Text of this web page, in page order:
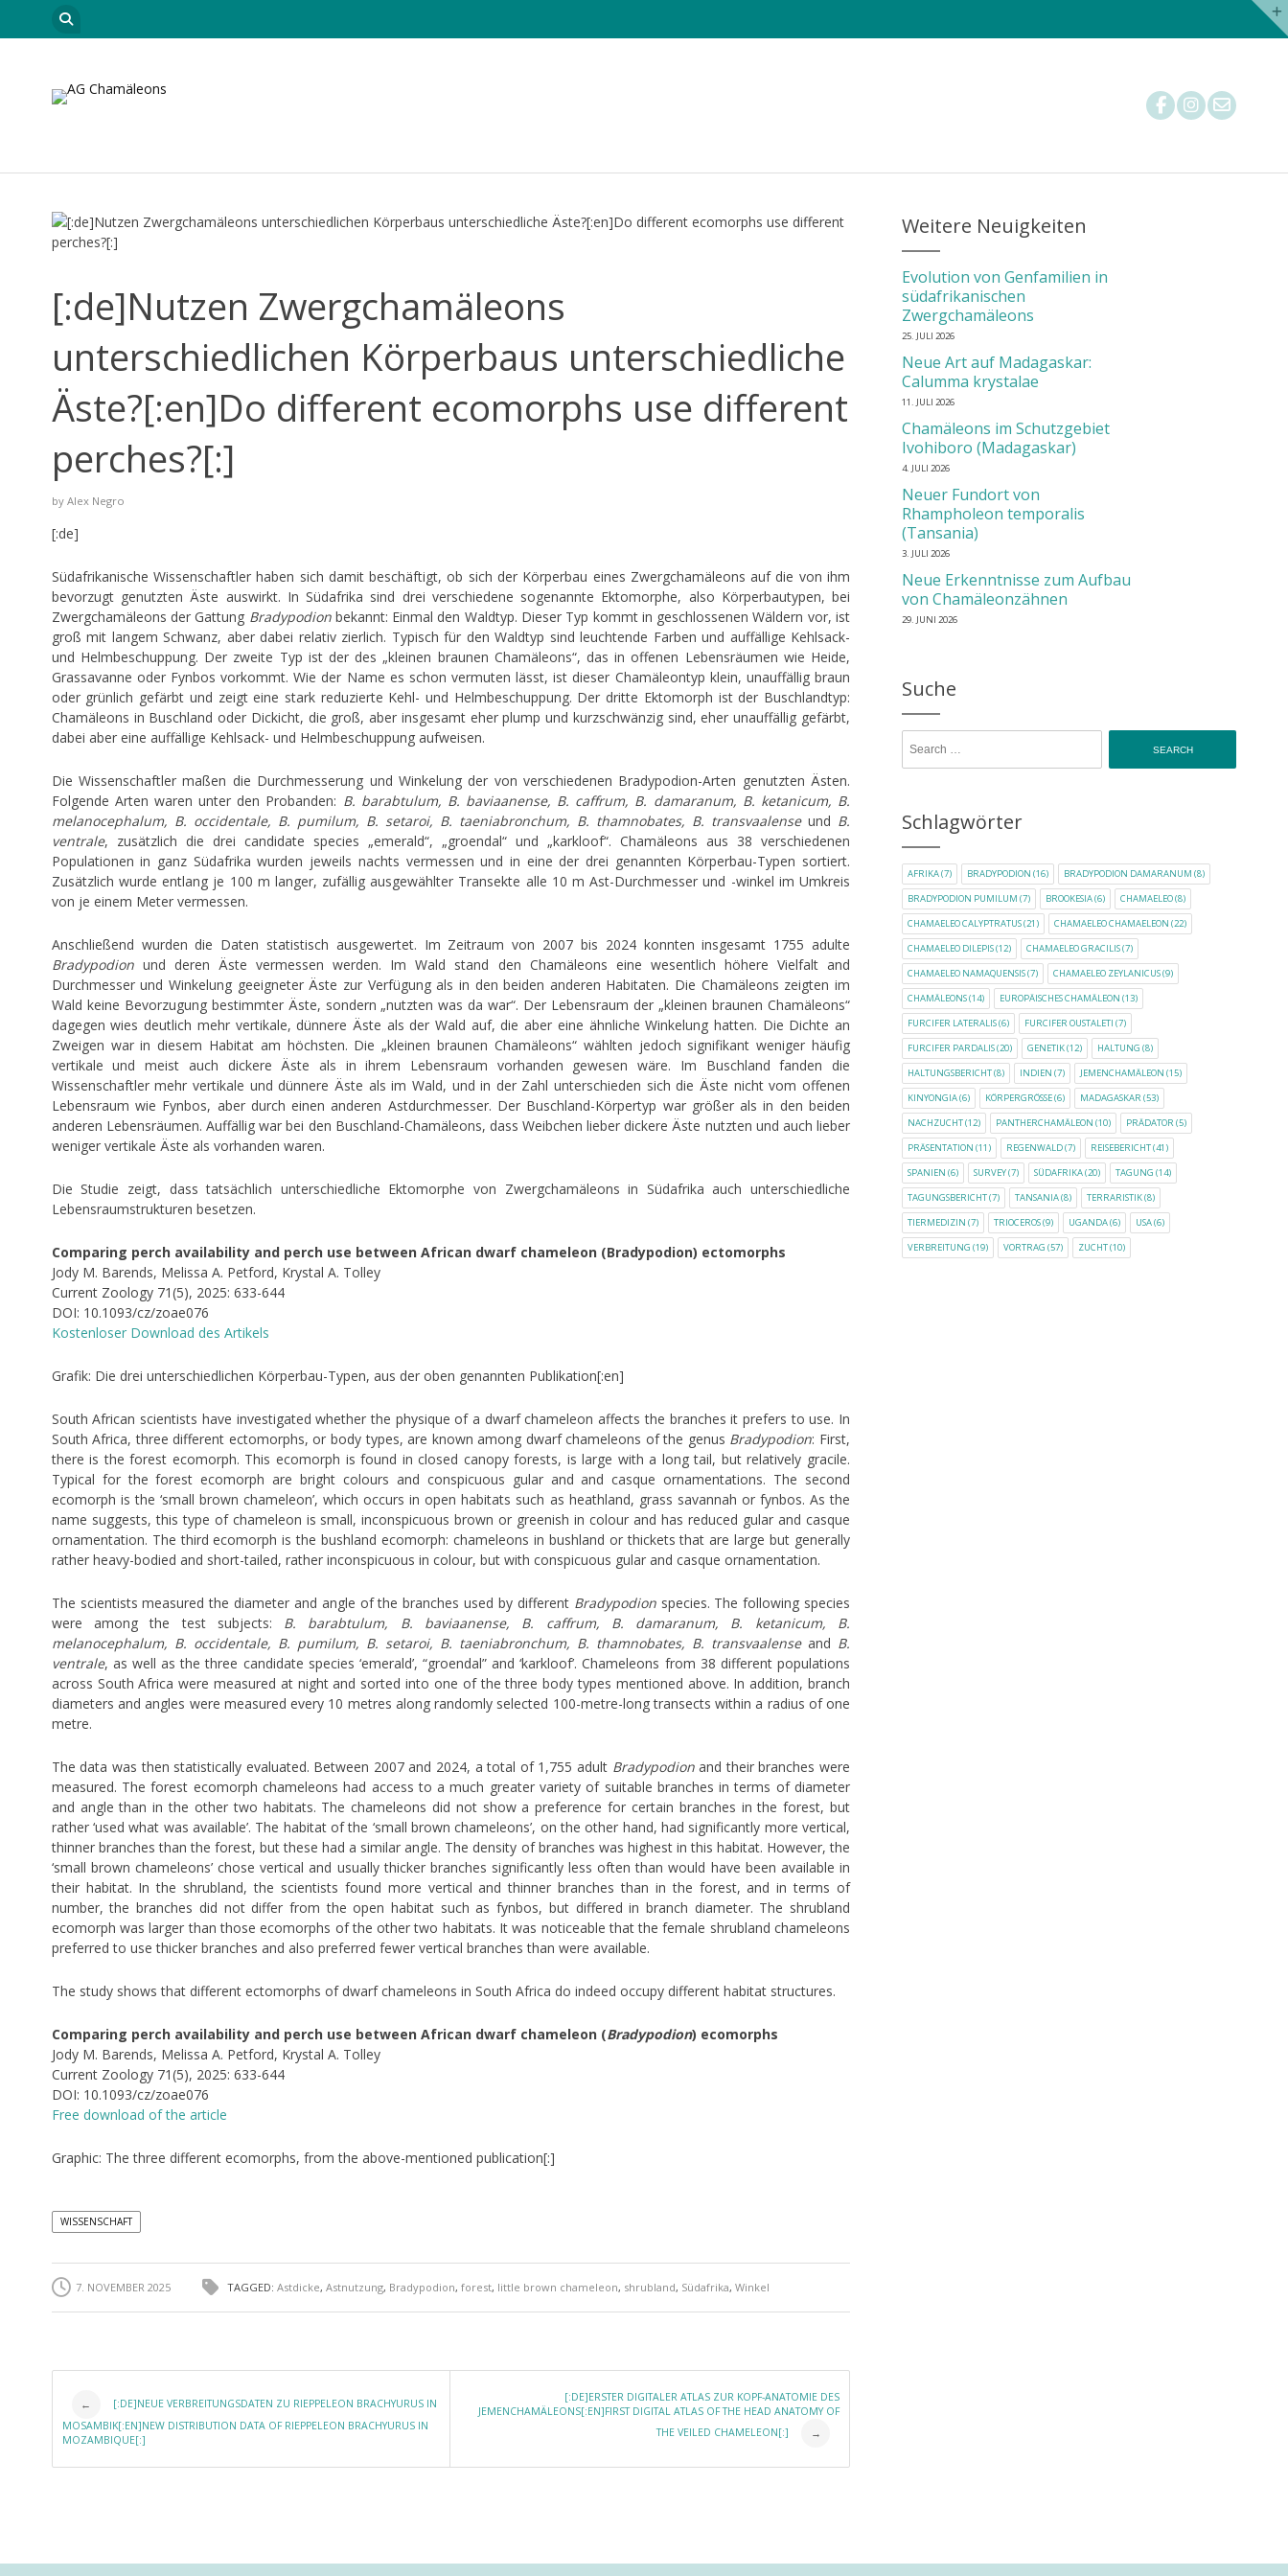
[:de]Nutzen Zwergchamäleons
unterschiedlichen Körperbaus unterschiedliche
Äste?[:en]Do different ecomorphs use different
perches?[:]
by Alex Negro
[:de]
Südafrikanische Wissenschaftler haben sich damit beschäftigt, ob sich der Körperbau eines Zwergchamäleons auf die von ihm
bevorzugt genutzten Äste auswirkt. In Südafrika sind drei verschiedene sogenannte Ektomorphe, also Körperbautypen, bei
Zwergchamäleons der Gattung Bradypodionbekannt: Einmal den Waldtyp. Dieser Typ kommt in geschlossenen Wäldern vor, ist
groß mit langem Schwanz, aber dabei relativ zierlich. Typisch für den Waldtyp sind leuchtende Farben und auffällige Kehlsack-
und Helmbeschuppung. Der zweite Typ ist der des „kleinen braunen Chamäleons“, das in offenen Lebensräumen wie Heide,
Grassavanne oder Fynbos vorkommt. Wie der Name es schon vermuten lässt, ist dieser Chamäleontyp klein, unauffällig braun
oder grünlich gefärbt und zeigt eine stark reduzierte Kehl- und Helmbeschuppung. Der dritte Ektomorph ist der Buschlandtyp:
Chamäleons in Buschland oder Dickicht, die groß, aber insgesamt eher plump und kurzschwänzig sind, eher unauffällig gefärbt,
dabei aber eine auffällige Kehlsack- und Helmbeschuppung aufweisen.
Die Wissenschaftler maßen die Durchmesserung und Winkelung der von verschiedenen Bradypodion-Arten genutzten Ästen.
Folgende Arten waren unter den Probanden: B. barabtulum, B. baviaanense, B. caffrum, B. damaranum, B. ketanicum, B.
melanocephalum, B. occidentale, B. pumilum, B. setaroi, B. taeniabronchum, B. thamnobates, B. transvaalense und B.
ventrale, zusätzlich die drei candidate species „emerald“, „groendal“ und „karkloof“. Chamäleons aus 38 verschiedenen
Populationen in ganz Südafrika wurden jeweils nachts vermessen und in eine der drei genannten Körperbau-Typen sortiert.
Zusätzlich wurde entlang je 100 m langer, zufällig ausgewählter Transekte alle 10 m Ast-Durchmesser und -winkel im Umkreis
von je einem Meter vermessen.
Anschließend wurden die Daten statistisch ausgewertet. Im Zeitraum von 2007 bis 2024 konnten insgesamt 1755 adulte
Bradypodionund deren Äste vermessen werden. Im Wald stand den Chamäleons eine wesentlich höhere Vielfalt and
Durchmesser und Winkelung geeigneter Äste zur Verfügung als in den beiden anderen Habitaten. Die Chamäleons zeigten im
Wald keine Bevorzugung bestimmter Äste, sondern „nutzten was da war“. Der Lebensraum der „kleinen braunen Chamäleons“
dagegen wies deutlich mehr vertikale, dünnere Äste als der Wald auf, die aber eine ähnliche Winkelung hatten. Die Dichte an
Zweigen war in diesem Habitat am höchsten. Die „kleinen braunen Chamäleons“ wählten jedoch signifikant weniger häufig
vertikale und meist auch dickere Äste als in ihrem Lebensraum vorhanden gewesen wäre. Im Buschland fanden die
Wissenschaftler mehr vertikale und dünnere Äste als im Wald, und in der Zahl unterschieden sich die Äste nicht vom offenen
Lebensraum wie Fynbos, aber durch einen anderen Astdurchmesser. Der Buschland-Körpertyp war größer als in den beiden
anderen Lebensräumen. Auffällig war bei den Buschland-Chamäleons, dass Weibchen lieber dickere Äste nutzten und auch lieber
weniger vertikale Äste als vorhanden waren.
Die Studie zeigt, dass tatsächlich unterschiedliche Ektomorphe von Zwergchamäleons in Südafrika auch unterschiedliche
Lebensraumstrukturen besetzen.
Comparing perch availability and perch use between African dwarf chameleon (Bradypodion) ectomorphs
Jody M. Barends, Melissa A. Petford, Krystal A. Tolley
Current Zoology 71(5), 2025: 633-644
DOI: 10.1093/cz/zoae076
Kostenloser Download des Artikels
Grafik: Die drei unterschiedlichen Körperbau-Typen, aus der oben genannten Publikation[:en]
South African scientists have investigated whether the physique of a dwarf chameleon affects the branches it prefers to use. In
South Africa, three different ectomorphs, or body types, are known among dwarf chameleons of the genus Bradypodion: First,
there is the forest ecomorph. This ecomorph is found in closed canopy forests, is large with a long tail, but relatively gracile.
Typical for the forest ecomorph are bright colours and conspicuous gular and and casque ornamentations. The second
ecomorph is the ‘small brown chameleon’, which occurs in open habitats such as heathland, grass savannah or fynbos. As the
name suggests, this type of chameleon is small, inconspicuous brown or greenish in colour and has reduced gular and casque
ornamentation. The third ecomorph is the bushland ecomorph: chameleons in bushland or thickets that are large but generally
rather heavy-bodied and short-tailed, rather inconspicuous in colour, but with conspicuous gular and casque ornamentation.
The scientists measured the diameter and angle of the branches used by different Bradypodionspecies. The following species
were among the test subjects: B. barabtulum, B. baviaanense, B. caffrum, B. damaranum, B. ketanicum, B.
melanocephalum, B. occidentale, B. pumilum, B. setaroi, B. taeniabronchum, B. thamnobates, B. transvaalense and B.
ventrale, as well as the three candidate species ‘emerald’, “groendal” and ‘karkloof’. Chameleons from 38 different populations
across South Africa were measured at night and sorted into one of the three body types mentioned above. In addition, branch
diameters and angles were measured every 10 metres along randomly selected 100-metre-long transects within a radius of one
metre.
The data was then statistically evaluated. Between 2007 and 2024, a total of 1,755 adult Bradypodionand their branches were
measured. The forest ecomorph chameleons had access to a much greater variety of suitable branches in terms of diameter
and angle than in the other two habitats. The chameleons did not show a preference for certain branches in the forest, but
rather ‘used what was available’. The habitat of the ‘small brown chameleons’, on the other hand, had significantly more vertical,
thinner branches than the forest, but these had a similar angle. The density of branches was highest in this habitat. However, the
‘small brown chameleons’ chose vertical and usually thicker branches significantly less often than would have been available in
their habitat. In the shrubland, the scientists found more vertical and thinner branches than in the forest, and in terms of
number, the branches did not differ from the open habitat such as fynbos, but differed in branch diameter. The shrubland
ecomorph was larger than those ecomorphs of the other two habitats. It was noticeable that the female shrubland chameleons
preferred to use thicker branches and also preferred fewer vertical branches than were available.
The study shows that different ectomorphs of dwarf chameleons in South Africa do indeed occupy different habitat structures.
Comparing perch availability and perch use between African dwarf chameleon (Bradypodion) ecomorphs
Jody M. Barends, Melissa A. Petford, Krystal A. Tolley
Current Zoology 71(5), 2025: 633-644
DOI: 10.1093/cz/zoae076
Free download of the article
Graphic: The three different ecomorphs, from the above-mentioned publication[:]
WISSENSCHAFT
7. NOVEMBER 2025 TAGGED: Astdicke, Astnutzung, Bradypodion, forest, little brown chameleon, shrubland, Südafrika, Winkel
Post navigation
←
[:DE]NEUE VERBREITUNGSDATEN ZU RIEPPELEON BRACHYURUS IN
MOSAMBIK[:EN]NEW DISTRIBUTION DATA OF RIEPPELEON BRACHYURUS IN
MOZAMBIQUE[:]
[:DE]ERSTER DIGITALER ATLAS ZUR KOPF-ANATOMIE DES
JEMENCHAMÄLEONS[:EN]FIRST DIGITAL ATLAS OF THE HEAD ANATOMY OF
THE VEILED CHAMELEON[:]
→
Weitere Neuigkeiten
Evolution von Genfamilien in
südafrikanischen
Zwergchamäleons
25. JULI 2026
Neue Art auf Madagaskar:
Calumma krystalae
11. JULI 2026
Chamäleons im Schutzgebiet
Ivohiboro (Madagaskar)
4. JULI 2026
Neuer Fundort von
Rhampholeon temporalis
(Tansania)
3. JULI 2026
Neue Erkenntnisse zum Aufbau
von Chamäleonzähnen
29. JUNI 2026
Suche
Schlagwörter
AFRIKA(7) BRADYPODION (16) BRADYPODION DAMARANUM (8)
BRADYPODION PUMILUM (7) BROOKESIA(6) CHAMAELEO(8)
CHAMAELEO CALYPTRATUS(21) CHAMAELEO CHAMAELEON (22)
CHAMAELEO DILEPIS(12) CHAMAELEO GRACILIS(7)
CHAMAELEO NAMAQUENSIS(7) CHAMAELEO ZEYLANICUS(9)
CHAMÄLEONS(14) EUROPÄISCHES CHAMÄLEON (13)
FURCIFER LATERALIS(6) FURCIFER OUSTALETI (7)
FURCIFER PARDALIS(20) GENETIK(12) HALTUNG (8)
HALTUNGSBERICHT(8) INDIEN (7) JEMENCHAMÄLEON (15)
KINYONGIA(6) KÖRPERGRÖSSE (6) MADAGASKAR(53)
NACHZUCHT(12) PANTHERCHAMÄLEON (10) PRÄDATOR(5)
PRÄSENTATION (11) REGENWALD(7) REISEBERICHT(41)
SPANIEN (6) SURVEY(7) SÜDAFRIKA(20) TAGUNG (14)
TAGUNGSBERICHT(7) TANSANIA(8) TERRARISTIK(8)
TIERMEDIZIN (7) TRIOCEROS(9) UGANDA(6) USA(6)
VERBREITUNG (19) VORTRAG (57) ZUCHT(10)